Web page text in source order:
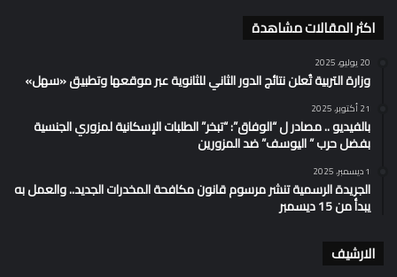
اكثر المقالات مشاهدة
20 يوليو، 2025
وزارة التربية تُعلن نتائج الدور الثاني للثانوية عبر موقعها وتطبيق «سهل»
21 أكتوبر، 2025
بالفيديو .. مصادر ل “الوفاق”: “تبخر” الطلبات الإسكانية لمزوري الجنسية
بفضل حرب ” اليوسف” ضد المزورين
1 ديسمبر، 2025
الجريدة الرسمية تنشر مرسوم قانون مكافحة المخدرات الجديد.. والعمل به
يبدأ من 15 ديسمبر
الارشيف